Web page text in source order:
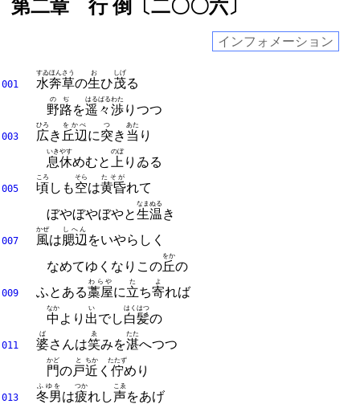
第二章 行倒 〔二〇〇六〕
インフォメーション
001 水奔草
すゐほんさう
の生
お
ひ茂
しげ
る
野路
のぢ
を遥々
はるばる
渉
わた
りつつ
003 広
ひろ
き 丘辺
をかべ
に突
つ
き 当
あた
り
息
いき
休
やす
めむと 上
のぼ
りゐる
005 頃
ころ
しも空
そら
は黄昏
たそが
れて
ぼやぼやぼやと生温
なまぬる
き
007 風
かぜ
は腮辺
しへん
をいやらしく
なめてゆくなりこの丘
をか
の
009 ふとある藁屋
わらや
に立
た
ち寄
よ
れば
中
なか
より 出
い
でし白髪
はくはつ
の
011 婆
ば
さんは笑
ゑ
みを湛
たた
へつつ
門
かど
の戸
と
近
ちか
く 佇
たたず
めり
013 冬男
ふゆを
は疲
つか
れし声
こゑ
をあげ